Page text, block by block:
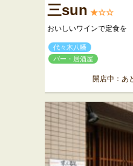
三sun ★☆☆
おいしいワインで定食を
代々木八幡
バー・居酒屋
開店中：あ